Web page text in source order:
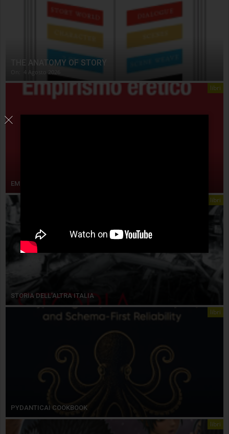
THE ANATOMY OF STORY
4 Agosto 2026
libri
EMPIRISMO ERETICO
libri
STORIA DELL’ALTRA ITALIA
libri
PYDANTICAI COOKBOOK
libri